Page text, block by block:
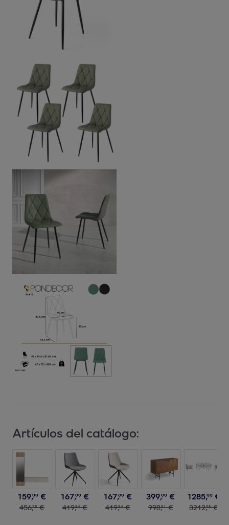
Artículos del catálogo:
159,99 €
456,75 €
167,99 €
419,84 €
167,99 €
419,84 €
399,99 €
998,51 €
1285,99 €
3212,95 €